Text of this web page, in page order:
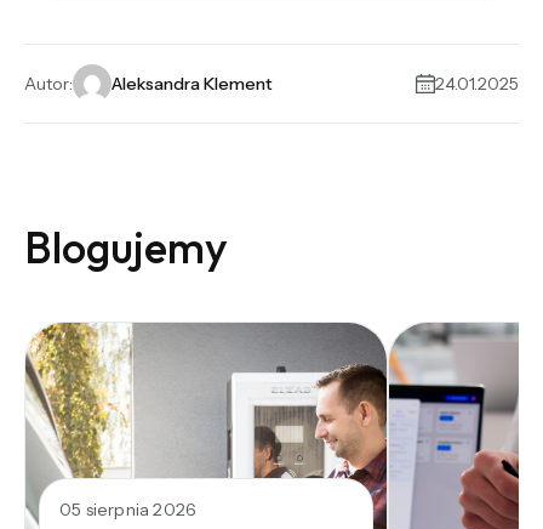
Autor: Aleksandra Klement 24.01.2025
Blogujemy
05 sierpnia 2026